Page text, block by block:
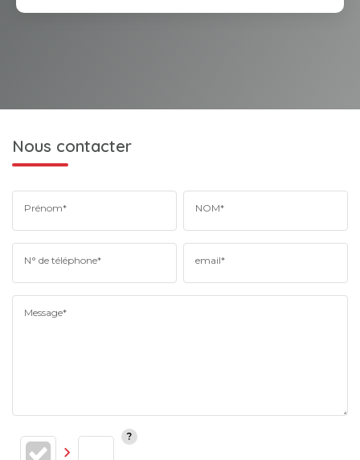
Nous contacter
Prénom* NOM*
N° de téléphone* email*
Message*